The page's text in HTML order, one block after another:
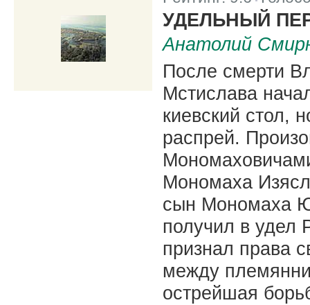
УДЕЛЬНЫЙ
Анатолий
После смерти
Мстислава
киевский стол,
распрей.
Мономаха
сын Мономаха
получил в удел
признал права
между
острейшая